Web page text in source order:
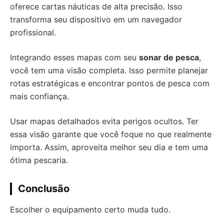
oferece cartas náuticas de alta precisão. Isso
transforma seu dispositivo em um navegador
profissional.
Integrando esses mapas com seu sonar de pesca,
você tem uma visão completa. Isso permite planejar
rotas estratégicas e encontrar pontos de pesca com
mais confiança.
Usar mapas detalhados evita perigos ocultos. Ter
essa visão garante que você foque no que realmente
importa. Assim, aproveita melhor seu dia e tem uma
ótima pescaria.
Conclusão
Escolher o equipamento certo muda tudo.